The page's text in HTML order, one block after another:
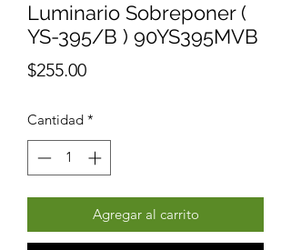
Luminario Sobreponer (
YS-395/B ) 90YS395MVB
$255.00Precio
Cantidad *
Agregar al carrito